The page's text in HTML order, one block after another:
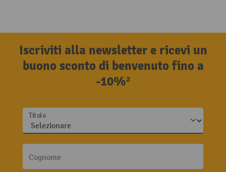
Iscriviti alla newsletter e ricevi un
buono sconto di benvenuto fino a
-10%²
Titolo
Cognome